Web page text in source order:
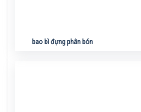
bao bì đựng phân bón